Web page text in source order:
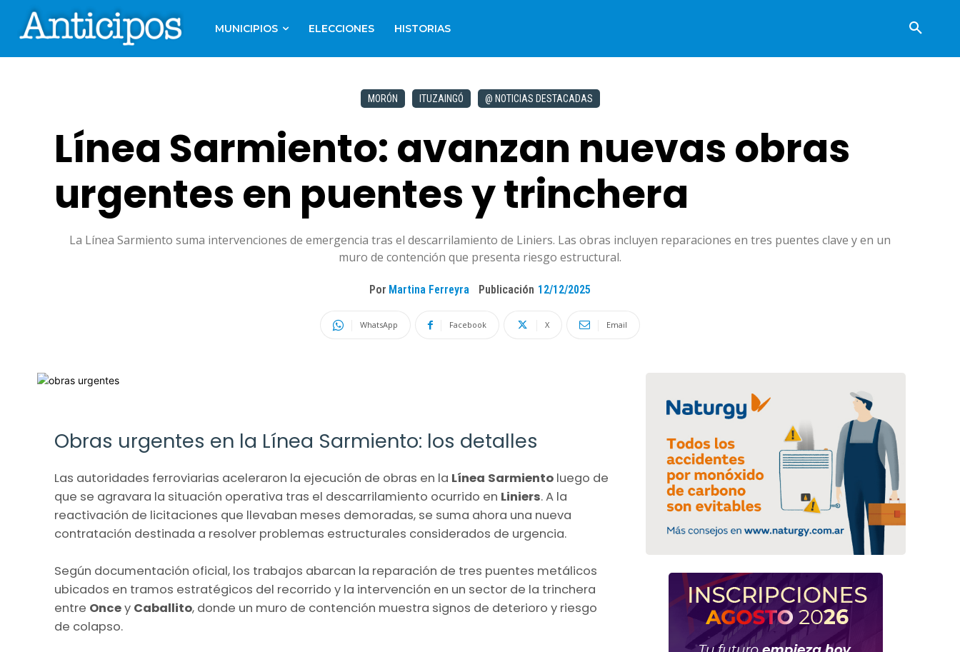
MUNICIPIOS ELECCIONES HISTORIAS
MORÓN ITUZAINGÓ @ NOTICIAS DESTACADAS
Línea Sarmiento: avanzan nuevas obras
urgentes en puentes y trinchera
La Línea Sarmiento suma intervenciones de emergencia tras el descarrilamiento de Liniers. Las obras incluyen reparaciones en tres puentes clave y en un
muro de contención que presenta riesgo estructural.
Por Martina Ferreyra Publicación 12/12/2025
WhatsApp Facebook X Email
Obras urgentes en la Línea Sarmiento: los detalles
Las autoridades ferroviarias aceleraron la ejecución de obras en la Línea Sarmiento luego de
que se agravara la situación operativa tras el descarrilamiento ocurrido en Liniers. A la
reactivación de licitaciones que llevaban meses demoradas, se suma ahora una nueva
contratación destinada a resolver problemas estructurales considerados de urgencia.
Según documentación oficial, los trabajos abarcan la reparación de tres puentes metálicos
ubicados en tramos estratégicos del recorrido y la intervención en un sector de la trinchera
entre Oncey Caballito, donde un muro de contención muestra signos de deterioro y riesgo
de colapso.